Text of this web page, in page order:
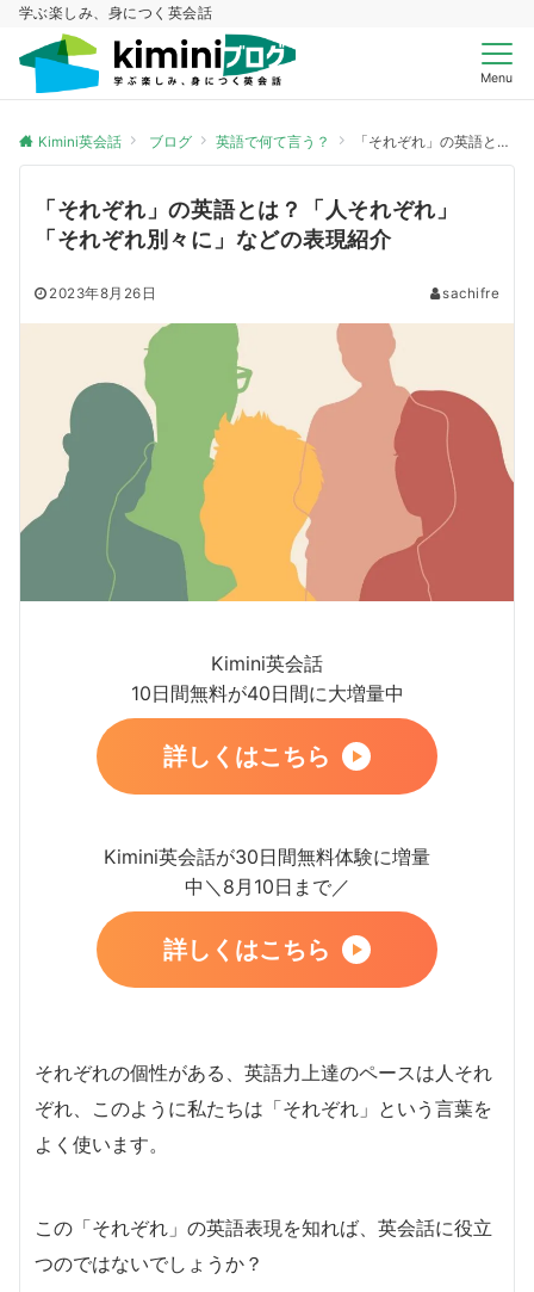
学ぶ楽しみ、身につく英会話
Menu
Kimini英会話 ブログ 英語で何て言う？ 「それぞれ」の英語とは？「人それぞれ」「それぞれ別々に」などの表現紹介
「それぞれ」の英語とは？「人それぞれ」
「それぞれ別々に」などの表現紹介
2023年8月26日 sachifre
Kimini英会話
10日間無料が40日間に大増量中
詳しくはこちら
Kimini英会話が30日間無料体験に増量
中＼8月10日まで／
詳しくはこちら
それぞれの個性がある、英語力上達のペースは人それ
ぞれ、このように私たちは「それぞれ」という言葉を
よく使います。
この「それぞれ」の英語表現を知れば、英会話に役立
つのではないでしょうか？